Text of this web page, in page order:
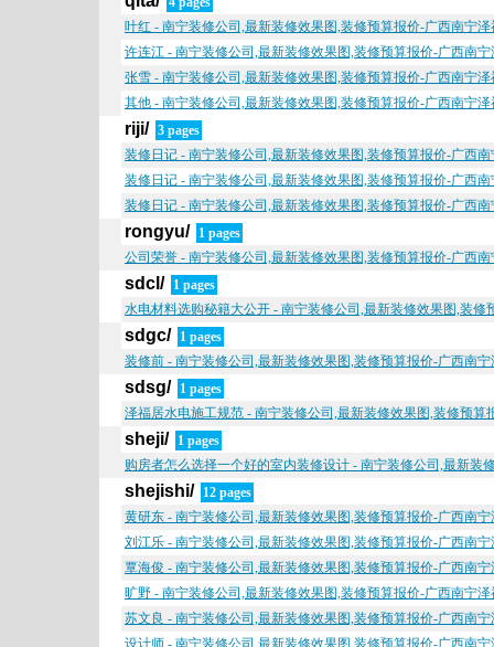
叶红 - 南宁装修公司,最新装修效果图,装修预算报价-广西南宁
许连江 - 南宁装修公司,最新装修效果图,装修预算报价-广西南
张雪 - 南宁装修公司,最新装修效果图,装修预算报价-广西南宁
其他 - 南宁装修公司,最新装修效果图,装修预算报价-广西南宁
riji/ 3 pages
装修日记 - 南宁装修公司,最新装修效果图,装修预算报价-广西
装修日记 - 南宁装修公司,最新装修效果图,装修预算报价-广西
装修日记 - 南宁装修公司,最新装修效果图,装修预算报价-广西
rongyu/ 1 pages
公司荣誉 - 南宁装修公司,最新装修效果图,装修预算报价-广西
sdcl/ 1 pages
水电材料选购秘籍大公开 - 南宁装修公司,最新装修效果图,装修
sdgc/ 1 pages
装修前 - 南宁装修公司,最新装修效果图,装修预算报价-广西南
sdsg/ 1 pages
泽福居水电施工规范 - 南宁装修公司,最新装修效果图,装修预算
sheji/ 1 pages
购房者怎么选择一个好的室内装修设计 - 南宁装修公司,最新装
shejishi/ 12 pages
黄研东 - 南宁装修公司,最新装修效果图,装修预算报价-广西南
刘江乐 - 南宁装修公司,最新装修效果图,装修预算报价-广西南
覃海俊 - 南宁装修公司,最新装修效果图,装修预算报价-广西南
旷野 - 南宁装修公司,最新装修效果图,装修预算报价-广西南宁
苏文良 - 南宁装修公司,最新装修效果图,装修预算报价-广西南
设计师 - 南宁装修公司,最新装修效果图,装修预算报价-广西南